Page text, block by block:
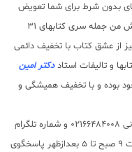
بدون شرط برای شما تعویض
خواهد شد. همچنین کلیه کتابهای انتشارات پویش من جمله سری کتابهای 31
از عشق کتاب با تخفیف دائمی
و تالیفات استاددکتر امین
بوده و با تخفیف همیشگی و
برای پیگیری سفارشات تهران شماره تلفن پشتیبانی 02166484008 و شماره تلگرام
یا واتس اپ 09203472622 می باشد که از ساعت 9 صبح تا 5 بعدازظهر پاسخگوی